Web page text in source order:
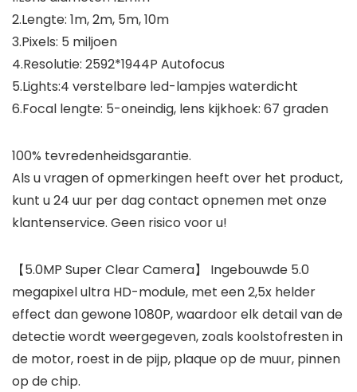
2.Lengte: 1m, 2m, 5m, 10m
3.Pixels: 5 miljoen
4.Resolutie: 2592*1944P Autofocus
5.Lights:4 verstelbare led-lampjes waterdicht
6.Focal lengte: 5-oneindig, lens kijkhoek: 67 graden
100% tevredenheidsgarantie.
Als u vragen of opmerkingen heeft over het product,
kunt u 24 uur per dag contact opnemen met onze
klantenservice. Geen risico voor u!
【5.0MP Super Clear Camera】 Ingebouwde 5.0
megapixel ultra HD-module, met een 2,5x helder
effect dan gewone 1080P, waardoor elk detail van de
detectie wordt weergegeven, zoals koolstofresten in
de motor, roest in de pijp, plaque op de muur, pinnen
op de chip.